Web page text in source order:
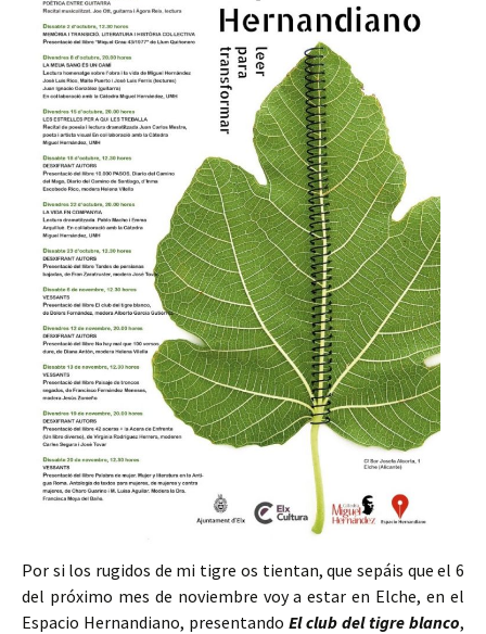
Por si los rugidos de mi tigre os tientan, que sepáis que el 6
del próximo mes de noviembre voy a estar en Elche, en el
Espacio Hernandiano, presentando El club del tigre blanco,